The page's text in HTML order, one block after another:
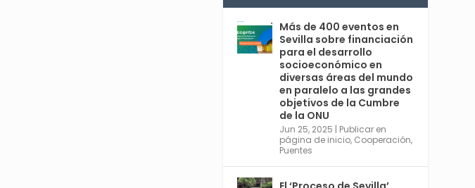
1 Twitter
Sevilla World
@worldsevilla
30 Dic 2024
👉 La cita de ámbito
mundial más relevante en
#Sevilla en 2025 es una
cumbre organizada por
@ONU_es del 30 de junio al 3
Más de 400 eventos en
Sevilla sobre financiación
para el desarrollo
socioeconómico en
diversas áreas del mundo
en paralelo a las grandes
objetivos de la Cumbre
de la ONU
Jun 25, 2025 | Publicar en
página de inicio, Cooperación,
Puentes